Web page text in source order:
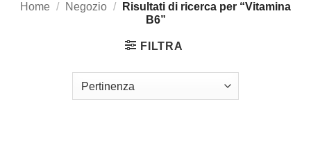
Home / Negozio /
Risultati di ricerca per “Vitamina
B6”
FILTRA